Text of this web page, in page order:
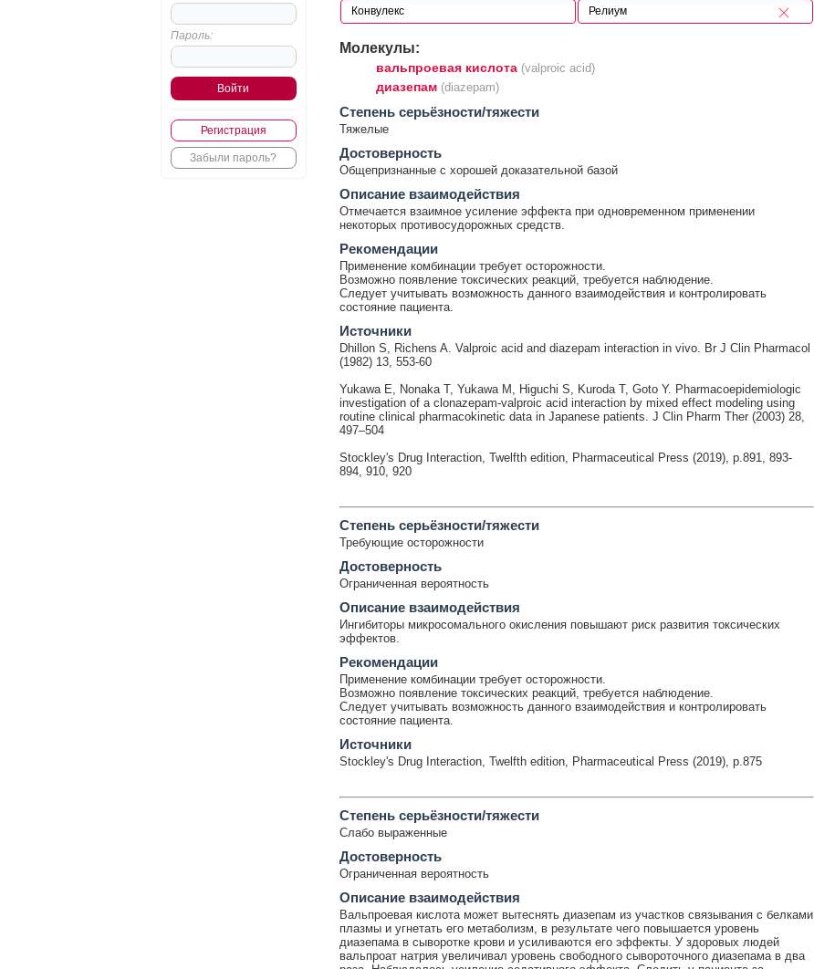
Пароль:
Регистрация
Забыли пароль?
Молекулы:
вальпроевая кислота (valproic acid)
диазепам (diazepam)
Cтепень серьёзности/тяжести
Тяжелые
Достоверность
Общепризнанные с хорошей доказательной базой
Описание взаимодействия
Отмечается взаимное усиление эффекта при одновременном применении
некоторых противосудорожных средств.
Рекомендации
Применение комбинации требует осторожности.
Возможно появление токсических реакций, требуется наблюдение.
Следует учитывать возможность данного взаимодействия и контролировать
состояние пациента.
Источники
Dhillon S, Richens A. Valproic acid and diazepam interaction in vivo. Br J Clin Pharmacol
(1982) 13, 553-60
Yukawa E, Nonaka T, Yukawa M, Higuchi S, Kuroda T, Goto Y. Pharmacoepidemiologic
investigation of a clonazepam-valproic acid interaction by mixed effect modeling using
routine clinical pharmacokinetic data in Japanese patients. J Clin Pharm Ther (2003) 28,
497–504
Stockley's Drug Interaction, Twelfth edition, Pharmaceutical Press (2019), p.891, 893-
894, 910, 920
Cтепень серьёзности/тяжести
Требующие осторожности
Достоверность
Ограниченная вероятность
Описание взаимодействия
Ингибиторы микросомального окисления повышают риск развития токсических
эффектов.
Рекомендации
Применение комбинации требует осторожности.
Возможно появление токсических реакций, требуется наблюдение.
Следует учитывать возможность данного взаимодействия и контролировать
состояние пациента.
Источники
Stockley's Drug Interaction, Twelfth edition, Pharmaceutical Press (2019), p.875
Cтепень серьёзности/тяжести
Слабо выраженные
Достоверность
Ограниченная вероятность
Описание взаимодействия
Вальпроевая кислота может вытеснять диазепам из участков связывания с белками
плазмы и угнетать его метаболизм, в результате чего повышается уровень
диазепама в сыворотке крови и усиливаются его эффекты. У здоровых людей
вальпроат натрия увеличивал уровень свободного сывороточного диазепама в два